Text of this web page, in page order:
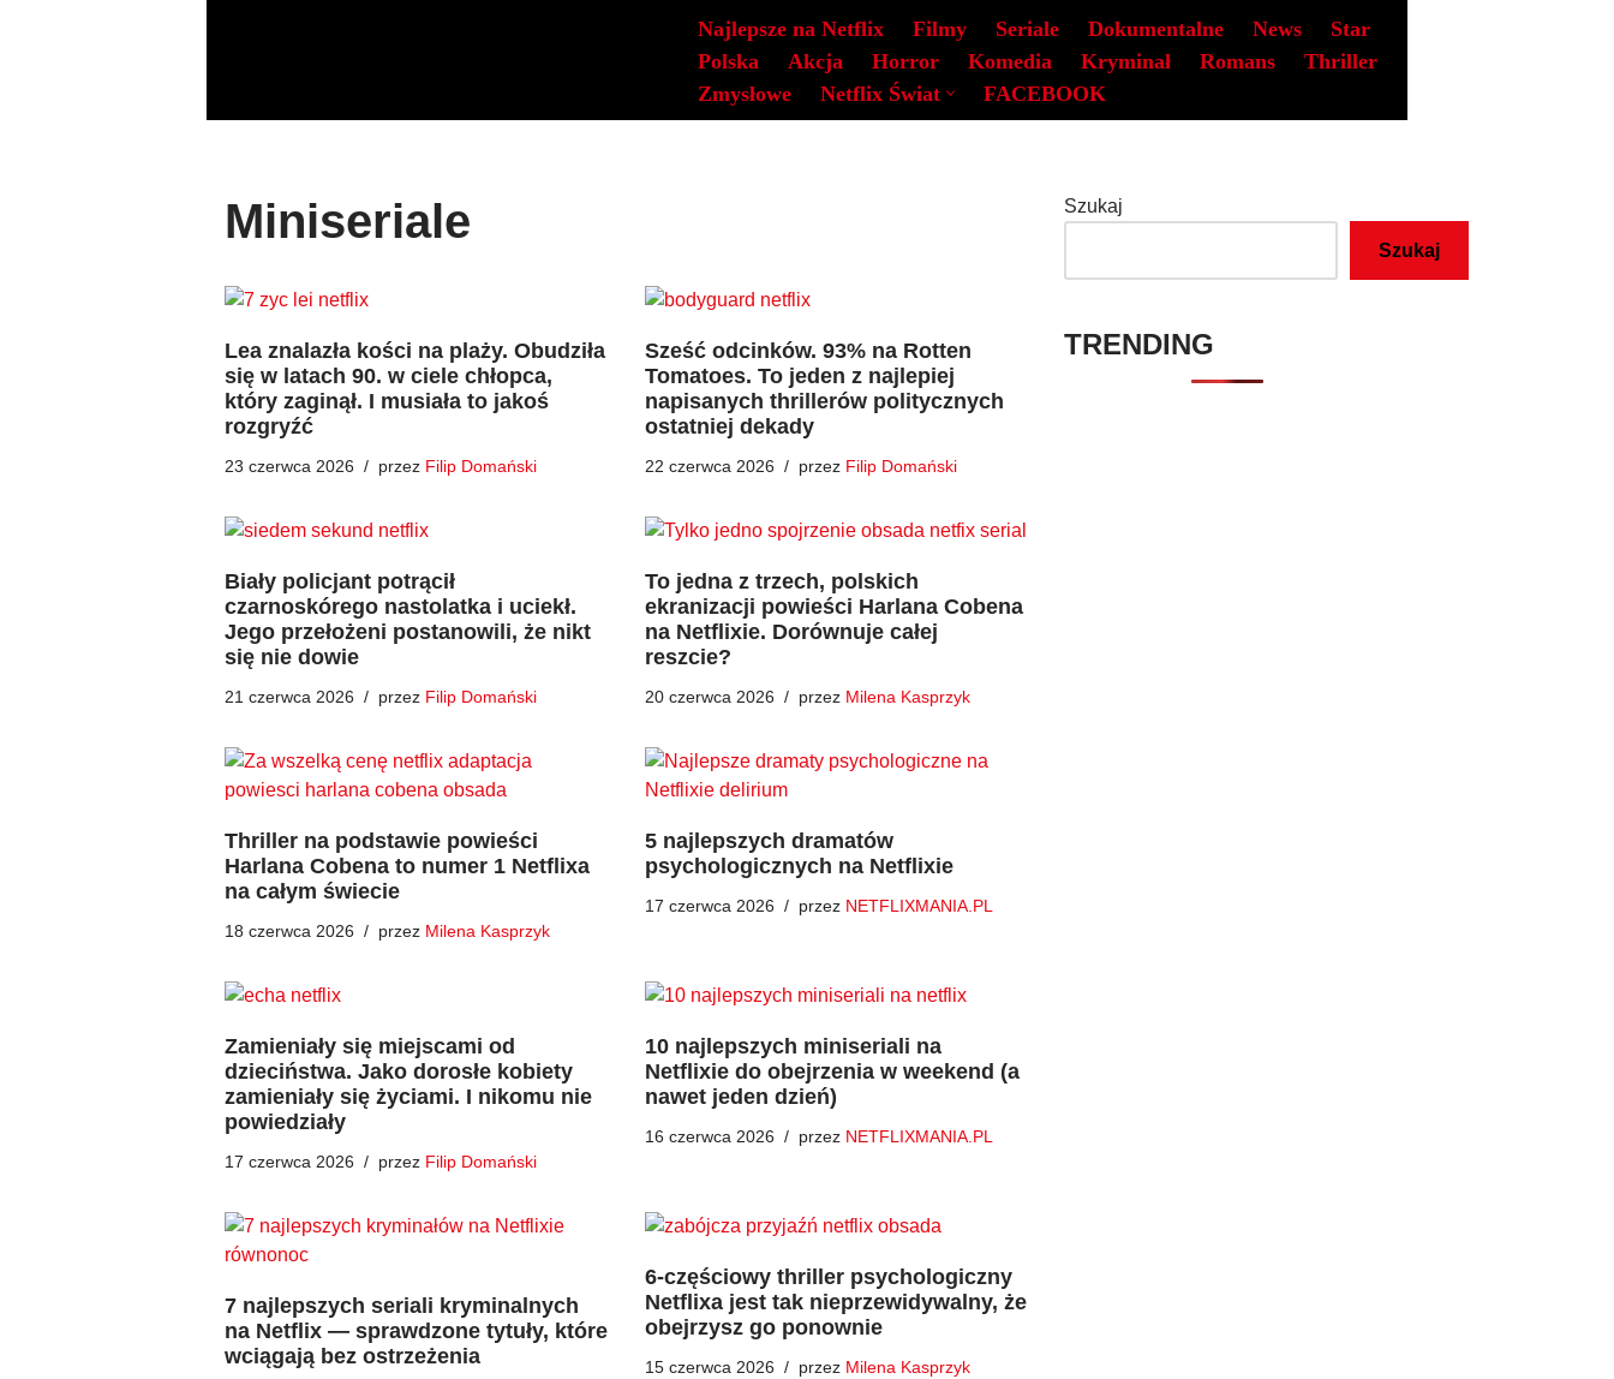
treści
Najlepsze na Netflix Filmy Seriale Dokumentalne News
Star
Polska
Akcja Horror Komedia Kryminał Romans
Thriller
Zmysłowe
Netflix Świat FACEBOOK
Miniseriale
Lea znalazła kości na plaży. Obudziła
się w latach 90. w ciele chłopca,
który zaginął. I musiała to jakoś
rozgryźć
23 czerwca 2026 przez Filip Domański
Sześć odcinków. 93% na Rotten
Tomatoes. To jeden z najlepiej
napisanych thrillerów politycznych
ostatniej dekady
22 czerwca 2026 przez Filip Domański
Biały policjant potrącił
czarnoskórego nastolatka i uciekł.
Jego przełożeni postanowili, że nikt
się nie dowie
21 czerwca 2026 przez Filip Domański
To jedna z trzech, polskich
ekranizacji powieści Harlana Cobena
na Netflixie. Dorównuje całej
reszcie?
20 czerwca 2026 przez Milena Kasprzyk
Thriller na podstawie powieści
Harlana Cobena to numer 1 Netflixa
na całym świecie
18 czerwca 2026 przez Milena Kasprzyk
5 najlepszych dramatów
psychologicznych na Netflixie
17 czerwca 2026 przez NETFLIXMANIA.PL
Zamieniały się miejscami od
dzieciństwa. Jako dorosłe kobiety
zamieniały się życiami. I nikomu nie
powiedziały
17 czerwca 2026 przez Filip Domański
10 najlepszych miniseriali na
Netflixie do obejrzenia w weekend (a
nawet jeden dzień)
16 czerwca 2026 przez NETFLIXMANIA.PL
7 najlepszych seriali kryminalnych
na Netflix — sprawdzone tytuły, które
wciągają bez ostrzeżenia
6-częściowy thriller psychologiczny
Netflixa jest tak nieprzewidywalny, że
obejrzysz go ponownie
15 czerwca 2026 przez Milena Kasprzyk
Szukaj
Szukaj
TRENDING